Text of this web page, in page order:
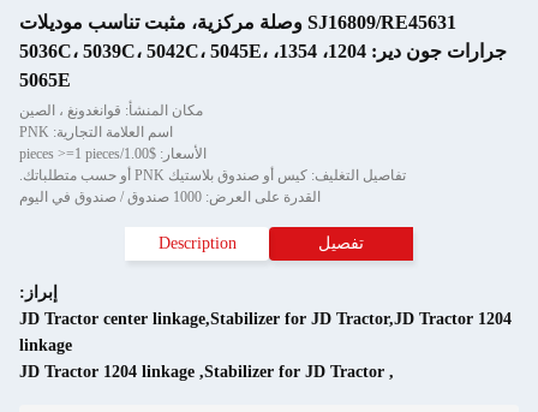
SJ16809/RE45631 وصلة مركزية، مثبت تناسب موديلات
جرارات جون دير: 1204، 1354، 5036C، 5039C، 5042C، 5045E،
5065E
مكان المنشأ: قوانغدونغ ، الصين
اسم العلامة التجارية: PNK
الأسعار: $1.00/pieces >=1 pieces
تفاصيل التغليف: كيس أو صندوق بلاستيك PNK أو حسب متطلباتك.
القدرة على العرض: 1000 صندوق / صندوق في اليوم
تفصيل Description
إبراز:
JD Tractor center linkage,Stabilizer for JD Tractor,JD Tractor 1204
linkage
,
Stabilizer for JD Tractor
,
JD Tractor 1204 linkage